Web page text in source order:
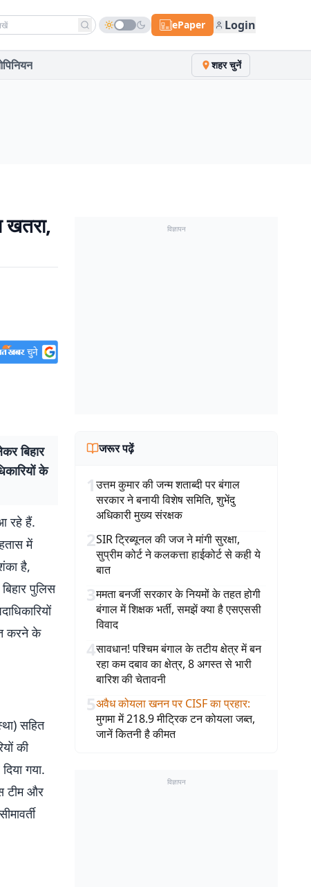
news ePaper Login
शहर चुनें
खतरा,
बिहार
के
रहे हैं.
में
है,
पुलिस
करने के
सहित
की
गया.
टीम और
विज्ञापन
जरूर पढ़ें
1उत्तम कुमार की जन्म शताब्दी पर बंगाल
सरकार ने बनायी विशेष समिति, शुभेंदु
अधिकारी मुख्य संरक्षक
2SIR ट्रिब्यूनल की जज ने मांगी सुरक्षा,
सुप्रीम कोर्ट ने कलकत्ता हाईकोर्ट से कही ये
बात
3ममता बनर्जी सरकार के नियमों के तहत होगी
बंगाल में शिक्षक भर्ती, समझें क्या है एसएससी
विवाद
4सावधान! पश्चिम बंगाल के तटीय क्षेत्र में बन
रहा कम दबाव का क्षेत्र, 8 अगस्त से भारी
बारिश की चेतावनी
5अवैध कोयला खनन पर CISF का प्रहार:
मुगमा में 218.9 मीट्रिक टन कोयला जब्त,
जानें कितनी है कीमत
विज्ञापन